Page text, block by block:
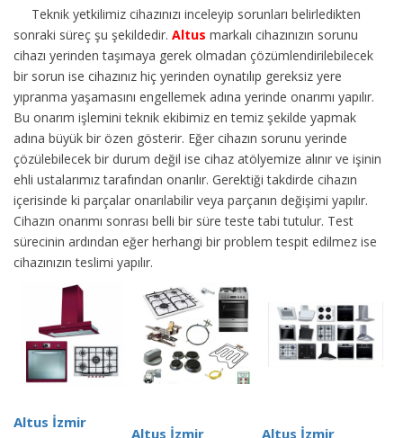
Teknik yetkilimiz cihazınızı inceleyip sorunları belirledikten
sonraki süreç şu şekildedir. Altus markalı cihazınızın sorunu
cihazı yerinden taşımaya gerek olmadan çözümlendirilebilecek
bir sorun ise cihazınız hiç yerinden oynatılıp gereksiz yere
yıpranma yaşamasını engellemek adına yerinde onarımı yapılır.
Bu onarım işlemini teknik ekibimiz en temiz şekilde yapmak
adına büyük bir özen gösterir. Eğer cihazın sorunu yerinde
çözülebilecek bir durum değil ise cihaz atölyemize alınır ve işinin
ehli ustalarımız tarafından onarılır. Gerektiği takdirde cihazın
içerisinde ki parçalar onarılabilir veya parçanın değişimi yapılır.
Cihazın onarımı sonrası belli bir süre teste tabi tutulur. Test
sürecinin ardından eğer herhangi bir problem tespit edilmez ise
cihazınızın teslimi yapılır.
Altus İzmir
Altus İzmir
Altus İzmir